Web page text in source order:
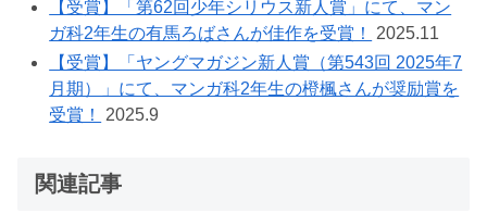
【受賞】「第62回少年シリウス新人賞」にて、マン
ガ科2年生の有馬ろばさんが佳作を受賞！
2025.11
【受賞】「ヤングマガジン新人賞（第543回 2025年7
月期）」にて、マンガ科2年生の橙楓さんが奨励賞を
受賞！
2025.9
関連記事